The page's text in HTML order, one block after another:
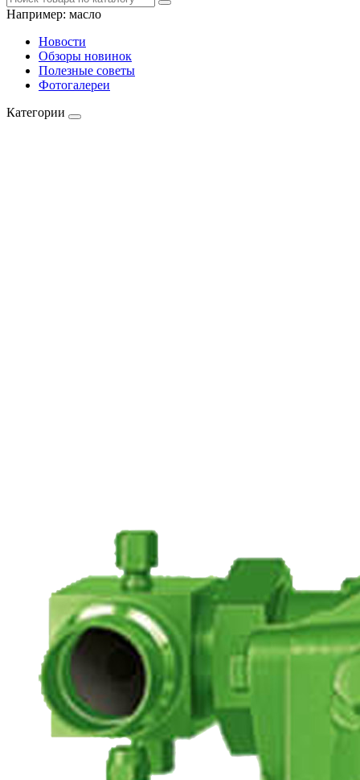
Например: масло
Новости
Обзоры новинок
Полезные советы
Фотогалереи
Категории